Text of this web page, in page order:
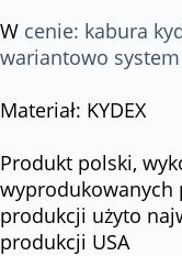
W cenie: kabura
wariantowo system
Materiał: KYDEX
Produkt polski,
wyprodukowanych
produkcji użyto
produkcji USA